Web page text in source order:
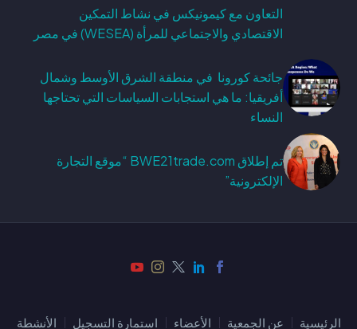
التعاون مع كيمونيكس في نشاط التمكين
الاقتصادي والاجتماعي للمرأة (WESEA) في مصر
جائحة كورونا في منطقة الشرق الأوسط وشمال
أفريقيا: ما هي استجابات السياسات التي تحتاجها
النساء
تم إطلاق BWE21trade.com “موقع التجارة
الإلكترونية”
الرئيسية عن الجمعية الأعضاء استمارة التسجيل الأنشطة